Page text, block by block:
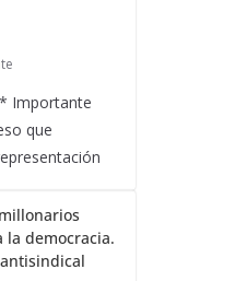
Importante
que
la democracia.